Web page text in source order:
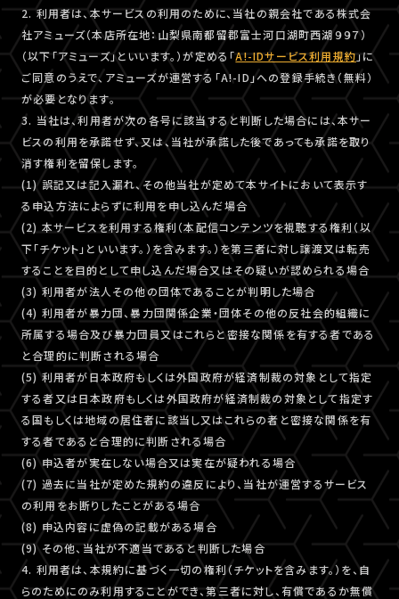
2. 利用者は、本サービスの利用のために、当社の親会社である株式会
社アミューズ（本店所在地：山梨県南都留郡富士河口湖町西湖９９７）
（以下「アミューズ」といいます。）が定める「A!-IDサービス利用規約」に
ご同意のうえで、アミューズが運営する「A!-ID」への登録手続き（無料）
が必要となります。
3. 当社は、利用者が次の各号に該当すると判断した場合には、本サー
ビスの利用を承諾せず、又は、当社が承諾した後であっても承諾を取り
消す権利を留保します。
(1) 誤記又は記入漏れ、その他当社が定めて本サイトにおいて表示す
る申込方法によらずに利用を申し込んだ場合
(2) 本サービスを利用する権利（本配信コンテンツを視聴する権利（以
下「チケット」といいます。）を含みます。）を第三者に対し譲渡又は転売
することを目的として申し込んだ場合又はその疑いが認められる場合
(3) 利用者が法人その他の団体であることが判明した場合
(4) 利用者が暴力団、暴力団関係企業・団体その他の反社会的組織に
所属する場合及び暴力団員又はこれらと密接な関係を有する者である
と合理的に判断される場合
(5) 利用者が日本政府もしくは外国政府が経済制裁の対象として指定
する者又は日本政府もしくは外国政府が経済制裁の対象として指定す
る国もしくは地域の居住者に該当し又はこれらの者と密接な関係を有
する者であると合理的に判断される場合
(6) 申込者が実在しない場合又は実在が疑われる場合
(7) 過去に当社が定めた規約の違反により、当社が運営するサービス
の利用をお断りしたことがある場合
(8) 申込内容に虚偽の記載がある場合
(9) その他、当社が不適当であると判断した場合
4. 利用者は、本規約に基づく一切の権利（チケットを含みます。）を、自
らのためにのみ利用することができ、第三者に対し、有償であるか無償